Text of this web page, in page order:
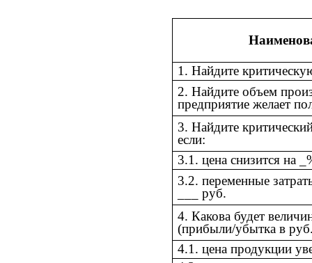
1. Найдите
2. Найдите объем
предприятие желает
3. Найдите
если:
3.1. цена снизится на
3.2. переменные
___ руб.
4. Какова будет
(прибыли/убытка в
4.1. цена продукции